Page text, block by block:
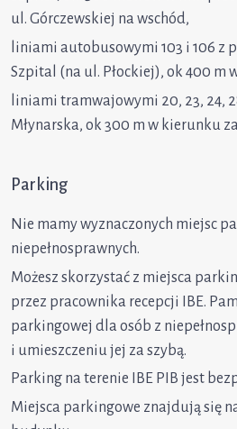
ul. Górczewskiej na wschód,
liniami autobusowymi 103 i 106 z
Szpital (na ul. Płockiej), ok 400 m
liniami tramwajowymi 20, 23, 24,
Młynarska, ok 300 m w kierunku
Parking
Nie mamy wyznaczonych miejsc
niepełnosprawnych.
Możesz skorzystać z miejsca
przez pracownika recepcji IBE.
parkingowej dla osób z
i umieszczeniu jej za szybą.
Parking na terenie IBE PIB jest
Miejsca parkingowe znajdują się